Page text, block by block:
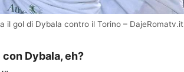
il gol di Dybala contro il Torino – DajeRomatv.it
Dybala, eh?